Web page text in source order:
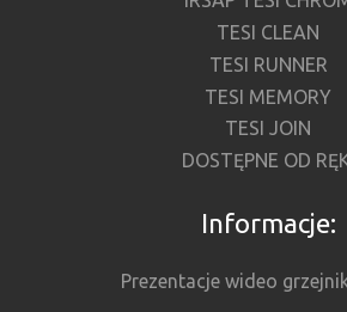
TESI CLEAN
TESI RUNNER
TESI MEMORY
TESI JOIN
DOSTĘPNE OD
Informacje:
Prezentacje wideo